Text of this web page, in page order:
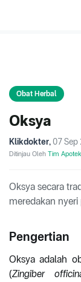
Obat Herbal
Oksya
Klikdokter, 07 Sep
Ditinjau Oleh Tim
Oksya secara
meredakan
Pengertian
Oksya adalah
(Zingiber